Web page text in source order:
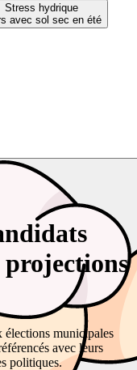
Stress hydrique
avec sol sec en été
projections
élections municipales
avec leurs
politiques.